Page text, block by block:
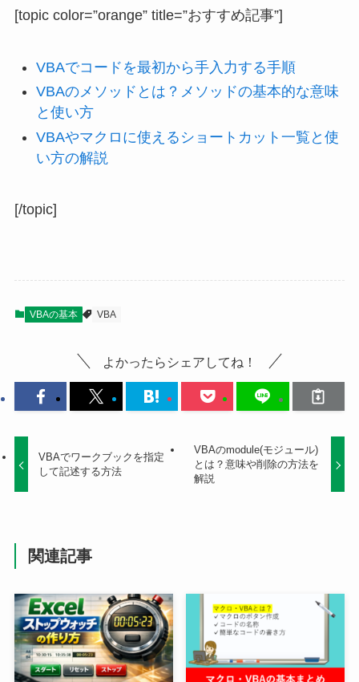
[topic color=”orange” title=”おすすめ記事”]
VBAでコードを最初から手入力する手順
VBAのメソッドとは？メソッドの基本的な意味
と使い方
VBAやマクロに使えるショートカット一覧と使
い方の解説
[/topic]
VBAの基本 VBA
よかったらシェアしてね！
VBAでワークブックを指定
して記述する方法
VBAのmodule(モジュール)
とは？意味や削除の方法を
解説
関連記事